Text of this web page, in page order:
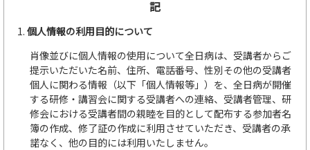
記
個人情報の利用目的について
肖像並びに個人情報の使用について全日病は、受講者からご
提示いただいた名前、住所、電話番号、性別その他の受講者
個人に関わる情報（以下「個人情報等」）を、全日病が開催
する研修・講習会に関する受講者への連絡、受講者管理、研
修会における受講者間の親睦を目的として配布する参加者名
簿の作成、修了証の作成に利用させていただき、受講者の承
諾なく、他の目的には利用いたしません。